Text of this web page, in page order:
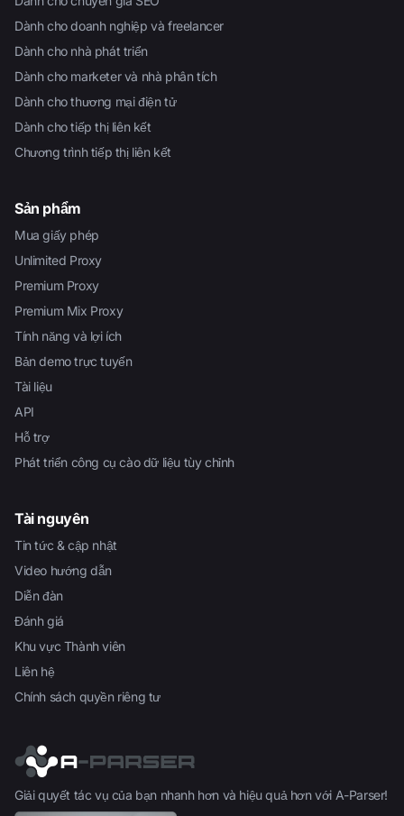
Dành cho doanh nghiệp và freelancer
Dành cho nhà phát triển
Dành cho marketer và nhà phân tích
Dành cho thương mại điện tử
Dành cho tiếp thị liên kết
Chương trình tiếp thị liên kết
Sản phẩm
Mua giấy phép
Unlimited Proxy
Premium Proxy
Premium Mix Proxy
Tính năng và lợi ích
Bản demo trực tuyến
Tài liệu
API
Hỗ trợ
Phát triển công cụ cào dữ liệu tùy chỉnh
Tài nguyên
Tin tức & cập nhật
Video hướng dẫn
Diễn đàn
Đánh giá
Khu vực Thành viên
Liên hệ
Chính sách quyền riêng tư
Giải quyết tác vụ của bạn nhanh hơn và hiệu quả hơn với A-Parser!